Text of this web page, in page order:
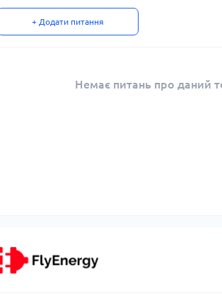
+ Додати питання
Немає питань про даний